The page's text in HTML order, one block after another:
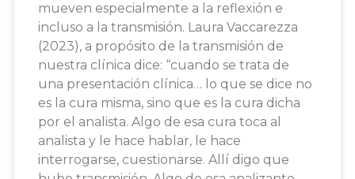
mueven especialmente a la reflexión e
incluso a la transmisión. Laura Vaccarezza
(2023), a propósito de la transmisión de
nuestra clínica dice: “cuando se trata de
una presentación clínica… lo que se dice no
es la cura misma, sino que es la cura dicha
por el analista. Algo de esa cura toca al
analista y le hace hablar, le hace
interrogarse, cuestionarse. Allí digo que